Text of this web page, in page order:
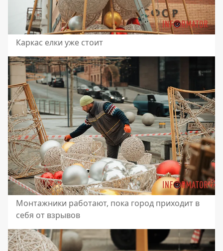
Каркас елки уже стоит
Монтажники работают, пока город приходит в
себя от взрывов